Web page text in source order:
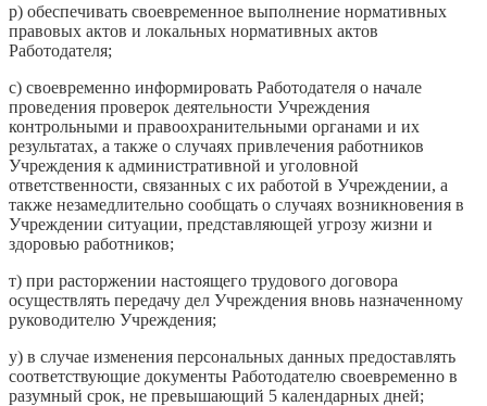
р) обеспечивать своевременное выполнение нормативных
правовых актов и локальных нормативных актов
Работодателя;
с) своевременно информировать Работодателя о начале
проведения проверок деятельности Учреждения
контрольными и правоохранительными органами и их
результатах, а также о случаях привлечения работников
Учреждения к административной и уголовной
ответственности, связанных с их работой в Учреждении, а
также незамедлительно сообщать о случаях возникновения в
Учреждении ситуации, представляющей угрозу жизни и
здоровью работников;
т) при расторжении настоящего трудового договора
осуществлять передачу дел Учреждения вновь назначенному
руководителю Учреждения;
у) в случае изменения персональных данных предоставлять
соответствующие документы Работодателю своевременно в
разумный срок, не превышающий 5 календарных дней;